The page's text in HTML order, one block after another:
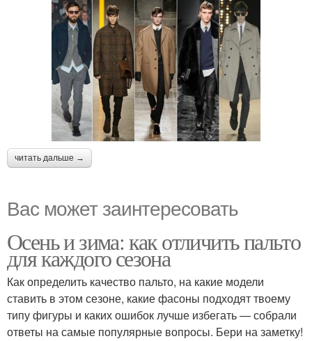
читать дальше →
Вас может заинтересовать
Осень и зима: как отличить пальто
для каждого сезона
Как определить качество пальто, на какие модели
ставить в этом сезоне, какие фасоны подходят твоему
типу фигуры и каких ошибок лучше избегать — собрали
ответы на самые популярные вопросы. Бери на заметку!